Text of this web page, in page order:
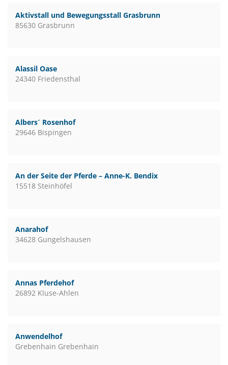
Aktivstall und Bewegungsstall Grasbrunn
85630 Grasbrunn
Alassil Oase
24340 Friedensthal
Albers´ Rosenhof
29646 Bispingen
An der Seite der Pferde – Anne-K. Bendix
15518 Steinhöfel
Anarahof
34628 Gungelshausen
Annas Pferdehof
26892 Kluse-Ahlen
Anwendelhof
Grebenhain Grebenhain